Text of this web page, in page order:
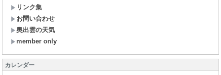
リンク集
お問い合わせ
奥出雲の天気
member only
カレンダー